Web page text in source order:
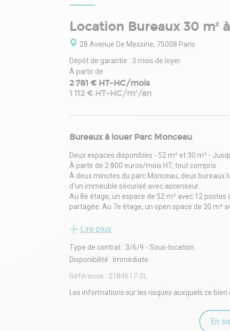
Location Bureaux 30 m²
28 Avenue De Messine, 75008 Paris
Dépôt de garantie : 3 mois de loyer
À partir de
2 781 € HT-HC/mois
1 112 € HT-HC/m²/an
Bureaux à louer Parc Monceau
Deux espaces disponibles - 52 m² et 30 m² -
À partir de 2 800 euros/mois HT, tout compris
À deux minutes du parc Monceau, deux bureaux
d'un immeuble sécurisé avec ascenseur.
Au 8e étage, un espace de 52 m² avec 12
partagée. Au 7e étage, un open space de 30 m²
partagée, sanitaires privatifs et phone box.
Loyer : 4 800 euros/mois HT pour le 8e étage, 2
Disponibilité : immédiate (8e étage), juillet 2025
Lire plus
Type de contrat : 3/6/9 - Sous-location
Disponibilité : Immédiate
Référence : 2184617-0L
Les informations sur les risques auxquels ce
En